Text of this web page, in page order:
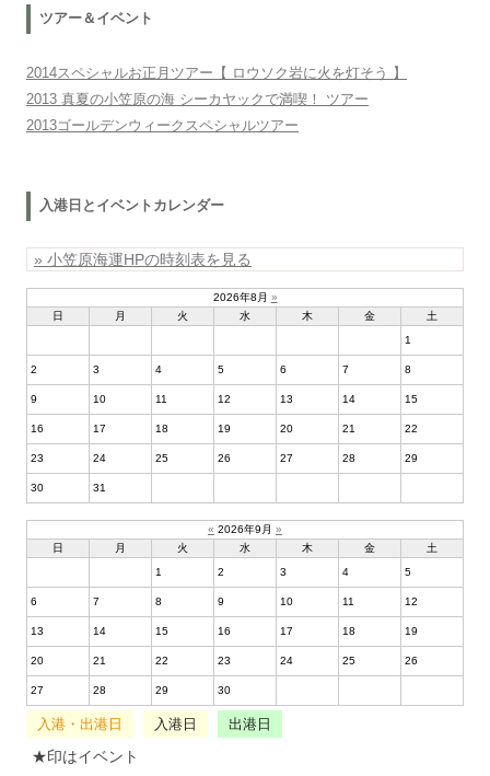
ツアー＆イベント
2014スペシャルお正月ツアー【 ロウソク岩に火を灯そう 】
2013 真夏の小笠原の海 シーカヤックで満喫！ ツアー
2013ゴールデンウィークスペシャルツアー
入港日とイベントカレンダー
» 小笠原海運HPの時刻表を見る
2026年8月 »
日
月 火 水 木 金
土
1
2 3 4 5 6 7 8
9 10 11 12 13 14 15
16 17 18 19 20 21 22
23 24 25 26 27 28 29
30 31
« 2026年9月 »
日
月 火 水 木 金
土
1
2 3 4 5
6 7 8 9 10 11 12
13 14 15 16 17 18 19
20 21 22 23 24 25 26
27 28 29 30
入港・出港日 入港日 出港日
★印はイベント